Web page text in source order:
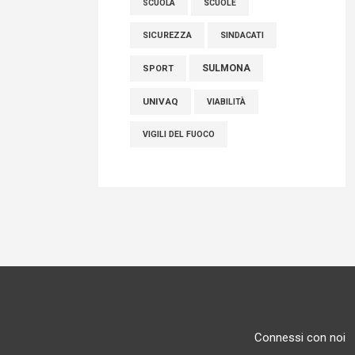
SCUOLA SCUOLE
SICUREZZA SINDACATI
SPORT SULMONA
UNIVAQ VIABILITÀ
VIGILI DEL FUOCO
Connessi con noi